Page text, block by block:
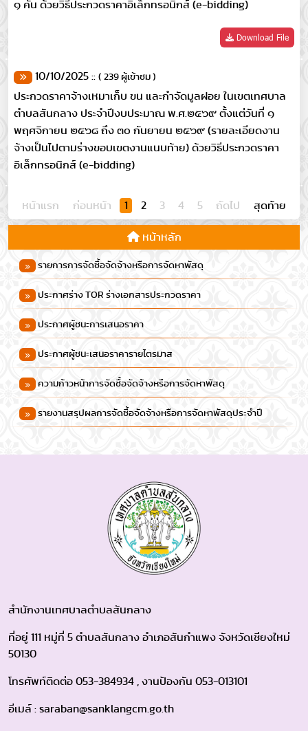
หน้าหลัก
รายการการจัดซื้อจัดจ้างหรือการจัดหาพัสดุ
ประกาศร่าง TOR ร่างเอกสารประกวดราคา
ประกาศผู้ชนะการเสนอราคา
ประกาศผู้ชนะเสนอราคารายไตรมาส
ความก้าวหน้าการจัดซื้อจัดจ้างหรือการจัดหาพัสดุ
รายงานสรุปผลการจัดซื้อจัดจ้างหรือการจัดหาพัสดุประจําปี
๑ คัน ด้วยวิธีประกวดราคาอิเล็กทรอนิกส์ (e-bidding)
Download File
10/10/2025 :: ( 239 ผู้เข้าชม )
ประกวดราคาจ้างเหมาเก็บ ขน และกำจัดมูลฝอย ในเขตเทศบาล
ตำบลสันกลาง ประจำปีงบประมาณ พ.ศ.๒๕๖๙ ตั้งแต่วันที่ ๑
พฤศจิกายน ๒๕๖๘ ถึง ๓๐ กันยายน ๒๕๖๙ (รายละเอียดงาน
จ้างเป็นไปตามร่างขอบเขตงานแนบท้าย) ด้วยวิธีประกวดราคา
อิเล็กทรอนิกส์ (e-bidding)
หน้าแรก ก่อนหน้า 1 2 3 4 5 ถัดไป สุดท้าย
สำนักงานเทศบาลตำบลสันกลาง
ที่อยู่ 111 หมู่ที่ 5 ตำบลสันกลาง อำเภอสันกำแพง จังหวัดเชียงใหม่
50130
โทรศัพท์ติดต่อ 053-384934 , งานป้องกัน 053-013101
อีเมล์ : saraban@sanklangcm.go.th